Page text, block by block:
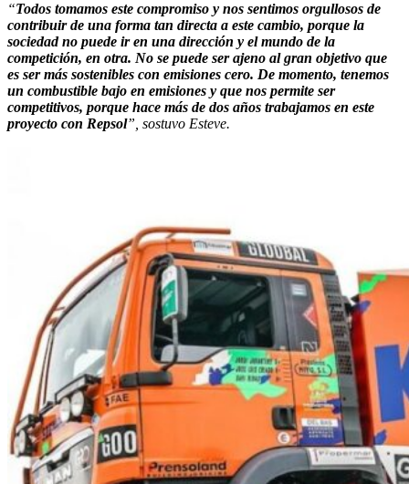
“Todos tomamos este compromiso y nos sentimos orgullosos de
contribuir de una forma tan directa a este cambio, porque la
sociedad no puede ir en una dirección y el mundo de la
competición, en otra. No se puede ser ajeno al gran objetivo que
es ser más sostenibles con emisiones cero. De momento, tenemos
un combustible bajo en emisiones y que nos permite ser
competitivos, porque hace más de dos años trabajamos en este
proyecto con Repsol”, sostuvo Esteve.